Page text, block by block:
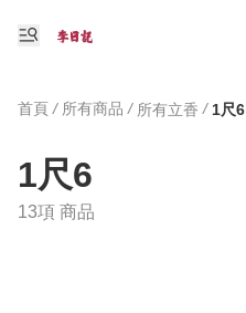
首頁 / 所有商品 / 所有立香 / 1尺6
1尺6
13項 商品